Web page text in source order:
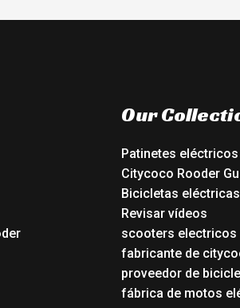
Our
Patinetes eléctricos
Citycoco Rooder
Bicicletas eléctricas
Revisar vídeos
scooters electricos
fabricante de
proveedor de
fábrica de motos